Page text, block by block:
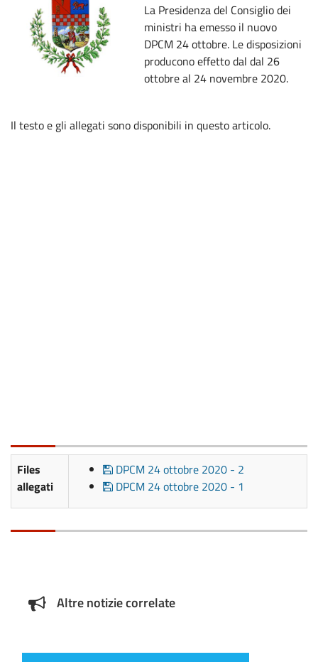
La Presidenza del Consiglio dei
ministri ha emesso il nuovo
DPCM 24 ottobre. Le disposizioni
producono effetto dal dal 26
ottobre al 24 novembre 2020.
Il testo e gli allegati sono disponibili in questo articolo.
Files
allegati
DPCM 24 ottobre 2020 - 2
DPCM 24 ottobre 2020 - 1
Altre notizie correlate